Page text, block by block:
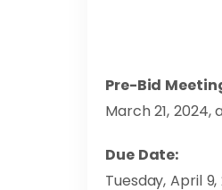
Pre-Bid
March 21, 2024,
Due Date:
Tuesday, April